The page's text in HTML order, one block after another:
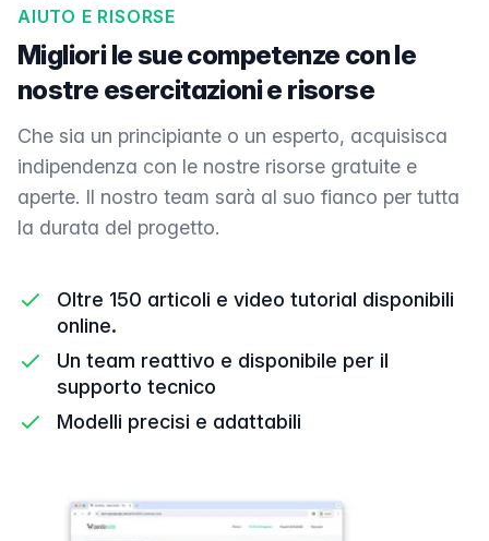
AIUTO E RISORSE
Migliori le sue competenze con le
nostre esercitazioni e risorse
Che sia un principiante o un esperto, acquisisca
indipendenza con le nostre risorse gratuite e
aperte. Il nostro team sarà al suo fianco per tutta
la durata del progetto.
Oltre 150 articoli e video tutorial disponibili
online.
Un team reattivo e disponibile per il
supporto tecnico
Modelli precisi e adattabili